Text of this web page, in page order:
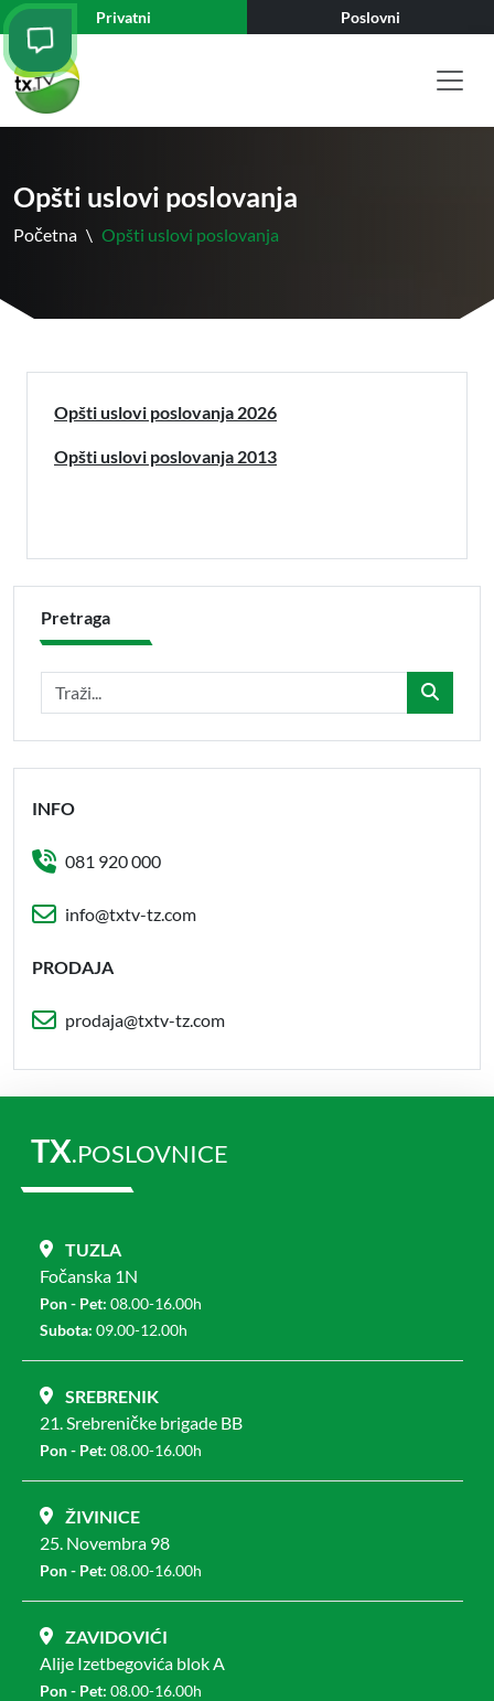
Privatni Poslovni
Opšti uslovi poslovanja
Početna \ Opšti uslovi poslovanja
Opšti uslovi poslovanja 2026
Opšti uslovi poslovanja 2013
Pretraga
INFO
081 920 000
info@txtv-tz.com
PRODAJA
prodaja@txtv-tz.com
TX.POSLOVNICE
TUZLA
Fočanska 1N
Pon - Pet: 08.00-16.00h
Subota: 09.00-12.00h
SREBRENIK
21. Srebreničke brigade BB
Pon - Pet: 08.00-16.00h
ŽIVINICE
25. Novembra 98
Pon - Pet: 08.00-16.00h
ZAVIDOVIĆI
Alije Izetbegovića blok A
Pon - Pet: 08.00-16.00h